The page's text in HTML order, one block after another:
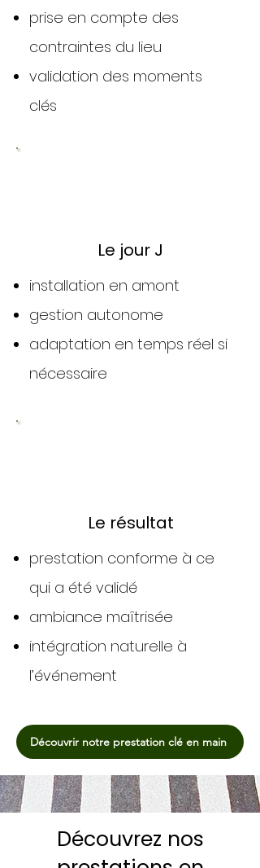
prise en compte des
contraintes du lieu
validation des moments
clés
Le jour J
installation en amont
gestion autonome
adaptation en temps réel si
nécessaire
Le résultat
prestation conforme à ce
qui a été validé
ambiance maîtrisée
intégration naturelle à
l’événement
Découvrir notre prestation clé en main
Découvrez nos